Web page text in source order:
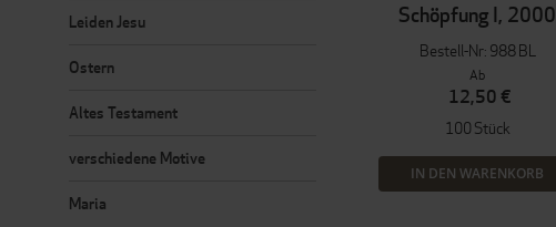
Schöpfung I, 2000
Bestell-Nr: 988 BL
Ab
12,50 €
100 Stück
IN DEN WARENKORB
Leiden Jesu
Ostern
Altes Testament
verschiedene Motive
Maria